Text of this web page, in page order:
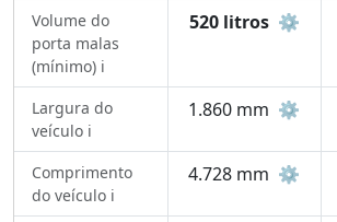
Volume do
porta malas
(mínimo) ℹ️
520 litros ⚙️
Largura do
veículo ℹ️
1.860 mm ⚙️
Comprimento
do veículo ℹ️
4.728 mm ⚙️